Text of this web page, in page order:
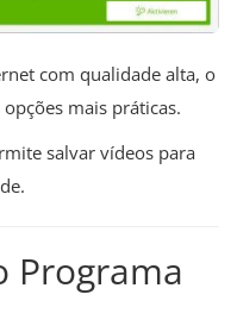
com qualidade alta, o
mais práticas.
salvar vídeos para
Programa